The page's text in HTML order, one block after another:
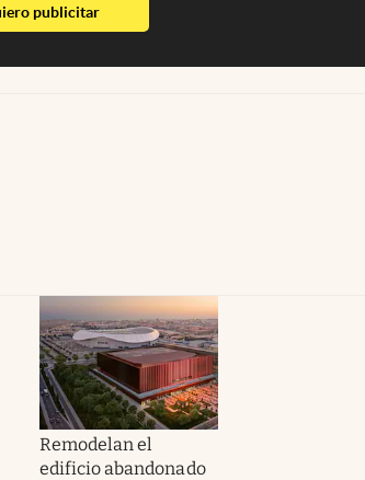
publicitarabre en nueva pestaña
Remodelan el
edificio abandonado